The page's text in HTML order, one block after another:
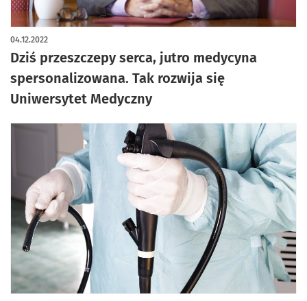
Dziś przeszczepy serca, jutro medycyna
spersonalizowana. Tak rozwija się
Uniwersytet Medyczny
04.12.2022